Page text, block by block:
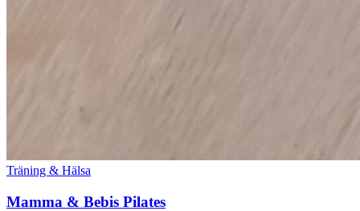
Träning & Hälsa
Mamma & Bebis Pilates